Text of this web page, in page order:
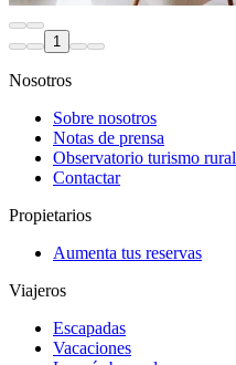
1
Nosotros
Sobre nosotros
Notas de prensa
Observatorio turismo rural
Contactar
Propietarios
Aumenta tus reservas
Viajeros
Escapadas
Vacaciones